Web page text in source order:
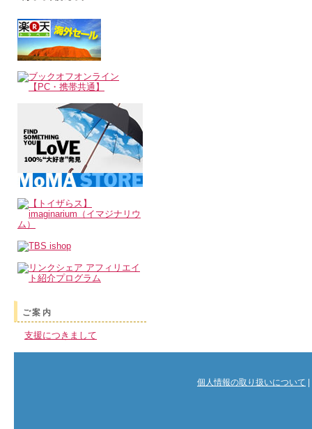
ご案内
支援につきまして
個人情報の取り扱いについて